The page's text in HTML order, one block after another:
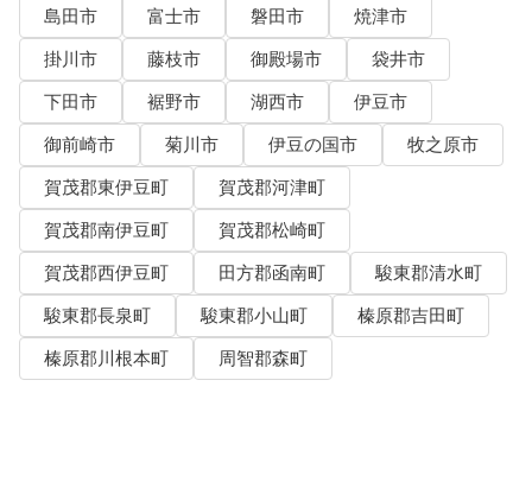
島田市
富士市 磐田市
焼津市
掛川市
藤枝市 御殿場市
袋井市
下田市
裾野市 湖西市
伊豆市
御前崎市
菊川市 伊豆の国市
牧之原市
賀茂郡東伊豆町
賀茂郡河津町
賀茂郡南伊豆町
賀茂郡松崎町
賀茂郡西伊豆町
田方郡函南町
駿東郡清水町
駿東郡長泉町
駿東郡小山町
榛原郡吉田町
榛原郡川根本町
周智郡森町